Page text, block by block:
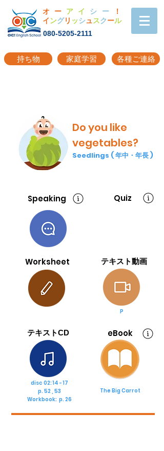
オー アイ シー
！
イ ングリ ッシュ スクール
080-5205-2111
Do you like
vegetables?
Seedlings ( 年中・年長 )
Speaking
Worksheet
Quiz
テキスト動画
P
テキストCD
disc 02: 14 - 17
p. 52 , 53
Workbook: p. 26
eBook
The Big Carrot
持ち物 家庭学習 各種ご連絡